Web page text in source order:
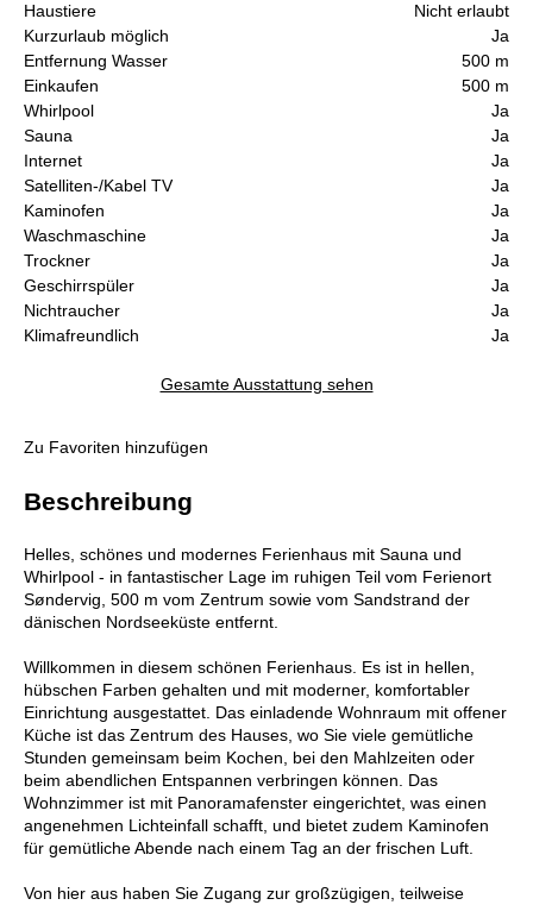
Haustiere
Nicht erlaubt
Kurzurlaub möglich
Ja
Entfernung Wasser
500 m
Einkaufen
500 m
Whirlpool
Ja
Sauna
Ja
Internet
Ja
Satelliten-/Kabel TV
Ja
Kaminofen
Ja
Waschmaschine
Ja
Trockner
Ja
Geschirrspüler
Ja
Nichtraucher
Ja
Klimafreundlich
Ja
Gesamte Ausstattung sehen
Zu Favoriten hinzufügen
Beschreibung
Helles, schönes und modernes Ferienhaus mit Sauna und
Whirlpool - in fantastischer Lage im ruhigen Teil vom Ferienort
Søndervig, 500 m vom Zentrum sowie vom Sandstrand der
dänischen Nordseeküste entfernt.
Willkommen in diesem schönen Ferienhaus. Es ist in hellen,
hübschen Farben gehalten und mit moderner, komfortabler
Einrichtung ausgestattet. Das einladende Wohnraum mit offener
Küche ist das Zentrum des Hauses, wo Sie viele gemütliche
Stunden gemeinsam beim Kochen, bei den Mahlzeiten oder
beim abendlichen Entspannen verbringen können. Das
Wohnzimmer ist mit Panoramafenster eingerichtet, was einen
angenehmen Lichteinfall schafft, und bietet zudem Kaminofen
für gemütliche Abende nach einem Tag an der frischen Luft.
Von hier aus haben Sie Zugang zur großzügigen, teilweise